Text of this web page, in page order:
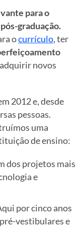
para o
graduação.
ocurrículo, ter
novos
2012 e, desde
pessoas.
uma
de ensino:
dos projetos mais
e
por cinco anos
vestibulares e